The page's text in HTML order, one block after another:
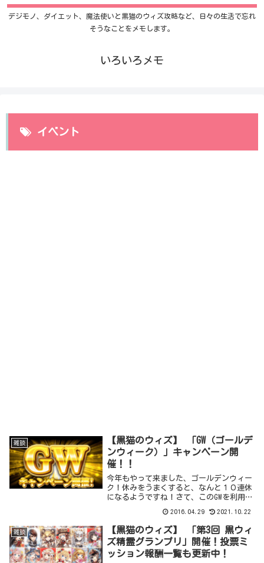
デジモノ、ダイエット、魔法使いと黒猫のウィズ攻略など、日々の生活で忘れ
そうなことをメモします。
いろいろメモ
イベント
雑談
【黒猫のウィズ】 「GW（ゴールデ
ンウィーク）」キャンペーン開
催！！
今年もやって来ました、ゴールデンウィー
ク！休みをうまくすると、なんと１０連休
になるようですね！さて、このGWを利用
が開催されました！GW（ゴールデンウィー
ク）」キャンペーン開催！！たくさんある
ので、書い...
2016.04.29 2021.10.22
雑談
【黒猫のウィズ】 「第3回 黒ウィ
ズ精霊グランプリ」開催！投票ミ
ッション報酬一覧も更新中！